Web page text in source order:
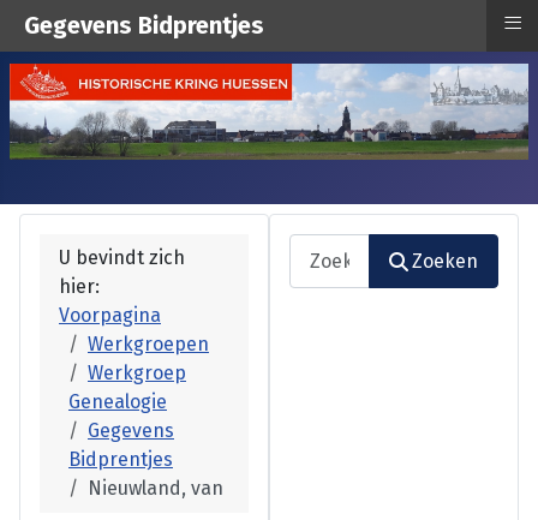
U bevindt zich
hier:
Voorpagina
Werkgroepen
Werkgroep
Genealogie
Gegevens
Bidprentjes
Nieuwland, van
Zoeken
Zoeken
Gegevens Bidprentjes ≡